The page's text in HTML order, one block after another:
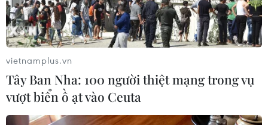
vietnamplus.vn
Tây Ban Nha: 100 người thiệt mạng trong vụ
vượt biển ồ ạt vào Ceuta